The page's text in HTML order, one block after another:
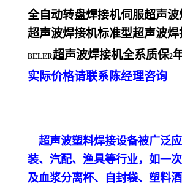
全自动转盘焊接机伺服超声
超声波焊接机标准型超声波焊
BELER超声波焊接机全系质保2
实际价格请联系陈经理咨询
超声波塑料焊接设备被广泛
装、汽配、渔具等行业，如一
及血浆分离杯、自封袋、塑料